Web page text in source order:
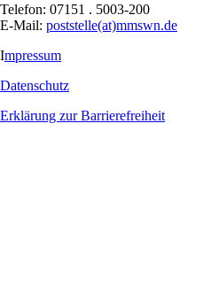
Telefon: 07151 . 5003-200
E-Mail: poststelle(at)mmswn.de
Impressum
Datenschutz
Erklärung zur Barrierefreiheit